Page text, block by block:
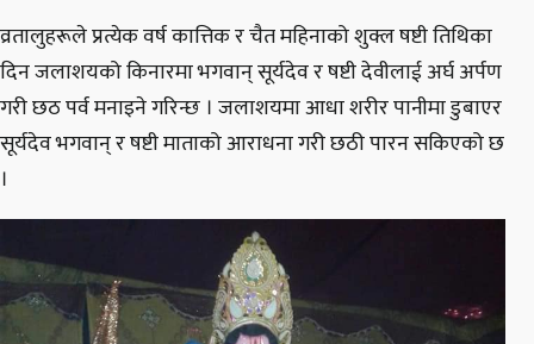
व्रतालुहरूले प्रत्येक वर्ष कात्तिक र चैत महिनाको शुक्ल षष्टी तिथिका
दिन जलाशयको किनारमा भगवान् सूर्यदेव र षष्टी देवीलाई अर्घ अर्पण
गरी छठ पर्व मनाइने गरिन्छ । जलाशयमा आधा शरीर पानीमा डुबाएर
सूर्यदेव भगवान् र षष्टी माताको आराधना गरी छठी पारन सकिएको छ
।